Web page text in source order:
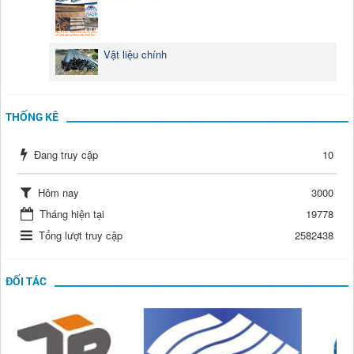
Vật liệu chính
THỐNG KÊ
Đang truy cập 10
Hôm nay
3000
Tháng hiện tại
19778
Tổng lượt truy cập
2582438
ĐỐI TÁC